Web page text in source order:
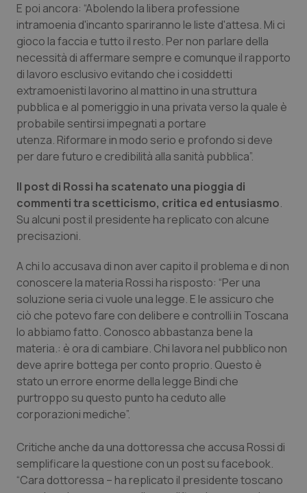
Puglia
Sardegna
Sicilia
Toscana
Umbria
Valle D’Aosta
Veneto
Malattie rare
Malattia di Crohn & Rettocolite Ulcerosa
Neuroscienze & patologie neurodegenerative
Obesità
Oftalmologia
Oncodermatologia
Oncoematologia
Oncologia & Nutrizione
Psoriasi & pelle
Quotidiano Cardiologia
Quotidiano Chirurgia
Quotidiano Oncologia
Rene & patologie urogenitali
E poi ancora: “Abolendo la libera professione
intramoenia d'incanto spariranno le liste d'attesa. Mi ci
gioco la faccia e tutto il resto. Per non parlare della
necessità di affermare sempre e comunque il rapporto
di lavoro esclusivo evitando che i cosiddetti
extramoenisti lavorino al mattino in una struttura
pubblica e al pomeriggio in una privata verso la quale è
probabile sentirsi impegnati a portare
utenza. Riformare in modo serio e profondo si deve
per dare futuro e credibilità alla sanità pubblica”.
Il post di Rossi ha scatenato una pioggia di
commenti tra scetticismo, critica ed entusiasmo.
Su alcuni post il presidente ha replicato con alcune
precisazioni.
A chi lo accusava di non aver capito il problema e di non
conoscere la materia Rossi ha risposto: “Per una
soluzione seria ci vuole una legge. E le assicuro che
ciò che potevo fare con delibere e controlli in Toscana
lo abbiamo fatto. Conosco abbastanza bene la
materia.: è ora di cambiare. Chi lavora nel pubblico non
deve aprire bottega per conto proprio. Questo è
stato un errore enorme della legge Bindi che
purtroppo su questo punto ha ceduto alle
corporazioni mediche”.
Critiche anche da una dottoressa che accusa Rossi di
semplificare la questione con un post su facebook.
“Cara dottoressa – ha replicato il presidente toscano